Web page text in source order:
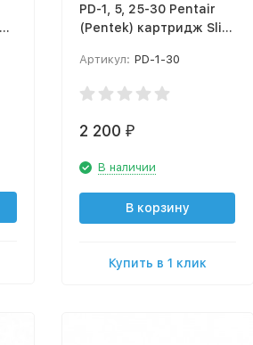
PD-1, 5, 25-30 Pentair
(Pentek) картридж Slim
Механич. очистки для
горячей воды
Артикул: PD-1-30
2 200 ₽
В наличии
В корзину
Купить в 1 клик